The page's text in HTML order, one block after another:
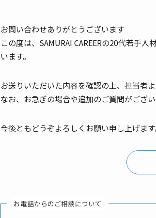
お問い合わせありがとうございます
この度は、SAMURAI CAREERの20代若手
います。
お送りいただいた内容を確認の上、担当者
なお、お急ぎの場合や追加のご質問がござ
今後ともどうぞよろしくお願い申し上げます
お電話からのご相談について